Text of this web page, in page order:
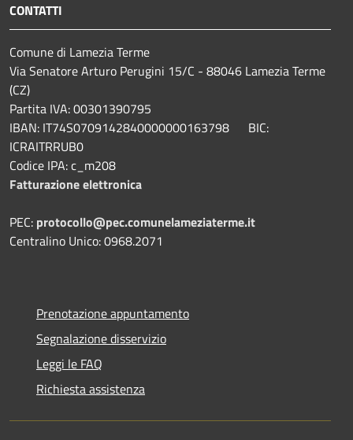
CONTATTI
Comune di Lamezia Terme
Via Senatore Arturo Perugini 15/C - 88046 Lamezia Terme
(CZ)
Partita IVA: 00301390795
IBAN: IT74S0709142840000000163798 BIC:
ICRAITRRUB0
Codice IPA: c_m208
Fatturazione elettronica
PEC: protocollo@pec.comunelameziaterme.it
Centralino Unico: 0968.2071
Prenotazione appuntamento
Segnalazione disservizio
Leggi le FAQ
Richiesta assistenza